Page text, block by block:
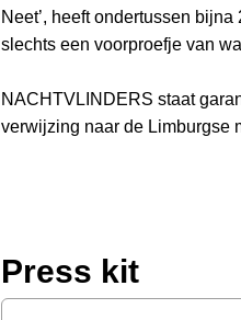
Neet’, heeft ondertussen
slechts een voorproefje van
NACHTVLINDERS staat
verwijzing naar de Limburgse
Press kit